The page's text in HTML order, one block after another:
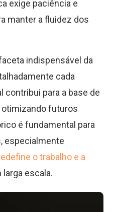
exige paciência e
manter a fluidez dos
indispensável da
cada
contribui para a base de
futuros
é fundamental para
especialmente
o trabalho e a
larga escala.